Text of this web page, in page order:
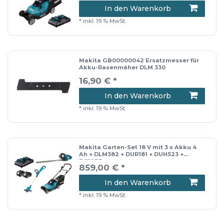
In den Warenkorb
* inkl. 19 % MwSt.
Makita GB00000042 Ersatzmesser für
Akku-Rasenmäher DLM 330
16,90 € *
In den Warenkorb
* inkl. 19 % MwSt.
Makita Garten-Set 18 V mit 3 x Akku 4
Ah + DLM382 + DUR181 + DUH523 +
DC18RD
859,00 € *
In den Warenkorb
* inkl. 19 % MwSt.